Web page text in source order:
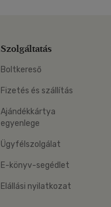
Szolgáltatás
Boltkereső
Fizetés és szállítás
Ajándékkártya
egyenlege
Ügyfélszolgálat
E-könyv-segédlet
Elállási nyilatkozat